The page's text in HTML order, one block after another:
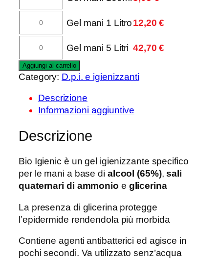
a
i
r
z
o
:
a
,
0
5
€
a
2
Igienic
quantità
Igienic
1
Litro
Gel mani 1 Litro12,20€
Bio
Igienic
Litri
quantità
Gel mani 5 Litri 42,70€
Aggiungi al carrello
Category: D.p.i. e igienizzanti
Descrizione
Informazioni aggiuntive
Descrizione
Bio Igienic è un gel igienizzante specifico
per le mani a base di alcool (65%),sali
quaternari di ammonio e glicerina
La presenza di glicerina protegge
l’epidermide rendendola più morbida
Contiene agenti antibatterici ed agisce in
pochi secondi. Va utilizzato senz’acqua